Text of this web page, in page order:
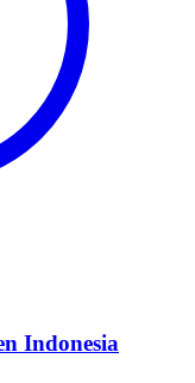
Indonesia